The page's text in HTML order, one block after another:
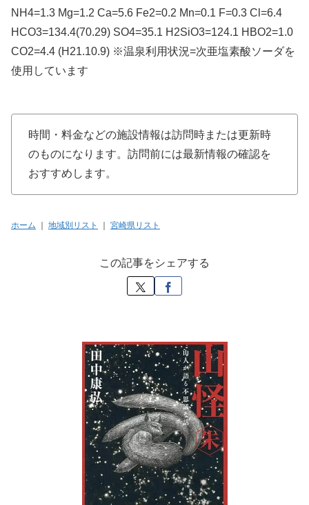
NH4=1.3 Mg=1.2 Ca=5.6 Fe2=0.2 Mn=0.1 F=0.3 Cl=6.4
HCO3=134.4(70.29) SO4=35.1 H2SiO3=124.1 HBO2=1.0
CO2=4.4 (H21.10.9) ※温泉利用状況=次亜塩素酸ソーダを
使用しています
時間・料金などの施設情報は訪問時または更新時
のものになります。訪問前には最新情報の確認を
おすすめします。
ホーム ｜ 地域別リスト ｜ 宮崎県リスト
この記事をシェアする